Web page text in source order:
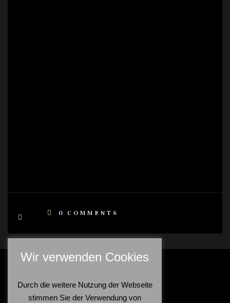
0 COMMENTS
Wir verwenden Cookies
Durch die weitere Nutzung der Webseite
stimmen Sie der Verwendung von